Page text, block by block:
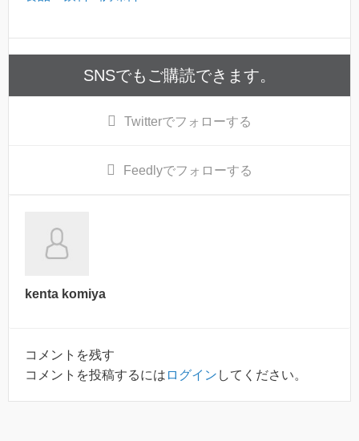
SNSでもご購読できます。
Twitterでフォローする
Feedlyでフォローする
kenta komiya
コメントを残す
コメントを投稿するには ログイン してください。